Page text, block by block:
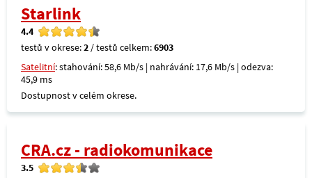
Starlink
4.4
testů v okrese:2 / testů celkem:6903
Satelitní: stahování: 58,6 Mb/s | nahrávání: 17,6 Mb/s | odezva:
45,9 ms
Dostupnost v celém okrese.
CRA.cz - radiokomunikace
3.5